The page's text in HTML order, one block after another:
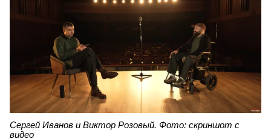
Сергей Иванов и Виктор Розовый. Фото: скриншот с
видео